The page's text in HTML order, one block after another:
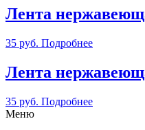
Лента
35 руб. Подробнее
Лента
35 руб. Подробнее
Меню